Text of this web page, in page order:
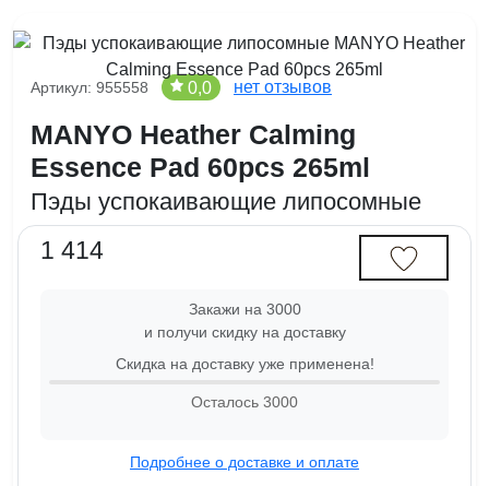
Артикул: 955558 0,0 нет отзывов
MANYO Heather Calming
Essence Pad 60pcs 265ml
Пэды успокаивающие липосомные
1 414
Закажи на 3000
и получи скидку на доставку
Скидка на доставку уже применена!
Осталось 3000
Подробнее о доставке и оплате